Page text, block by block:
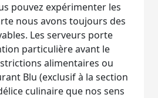
pouvez expérimenter les
nous avons toujours des
Les serveurs porte
particulière avant le
alimentaires ou
Blu (exclusif à la section
culinaire que nos sens